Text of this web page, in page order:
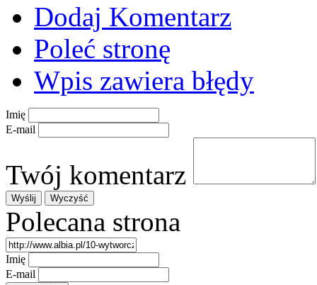
Dodaj Komentarz
Poleć stronę
Wpis zawiera błędy
Imię
E-mail
Twój komentarz
Polecana strona
Imię
E-mail